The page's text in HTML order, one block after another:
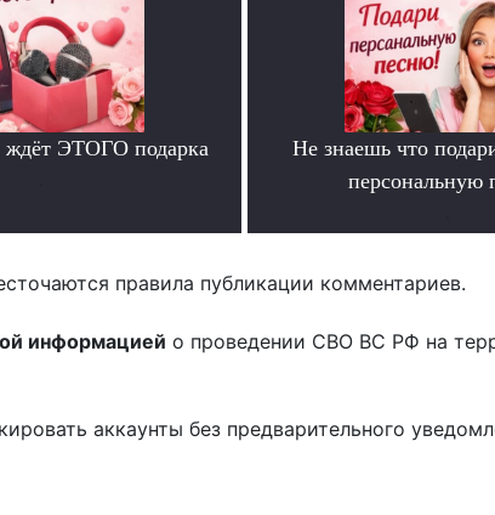
ждёт ЭТОГО подарка
Не знаешь что
персональную
правила публикации комментариев.
информацией о проведении СВО ВС РФ на
аккаунты без предварительного